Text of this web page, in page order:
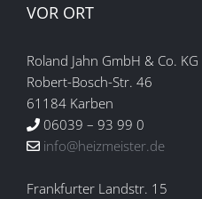
VOR ORT
Roland Jahn GmbH & Co. KG
Robert-Bosch-Str. 46
61184 Karben
06039 – 93 99 0
info@heizmeister.de
Frankfurter Landstr. 15